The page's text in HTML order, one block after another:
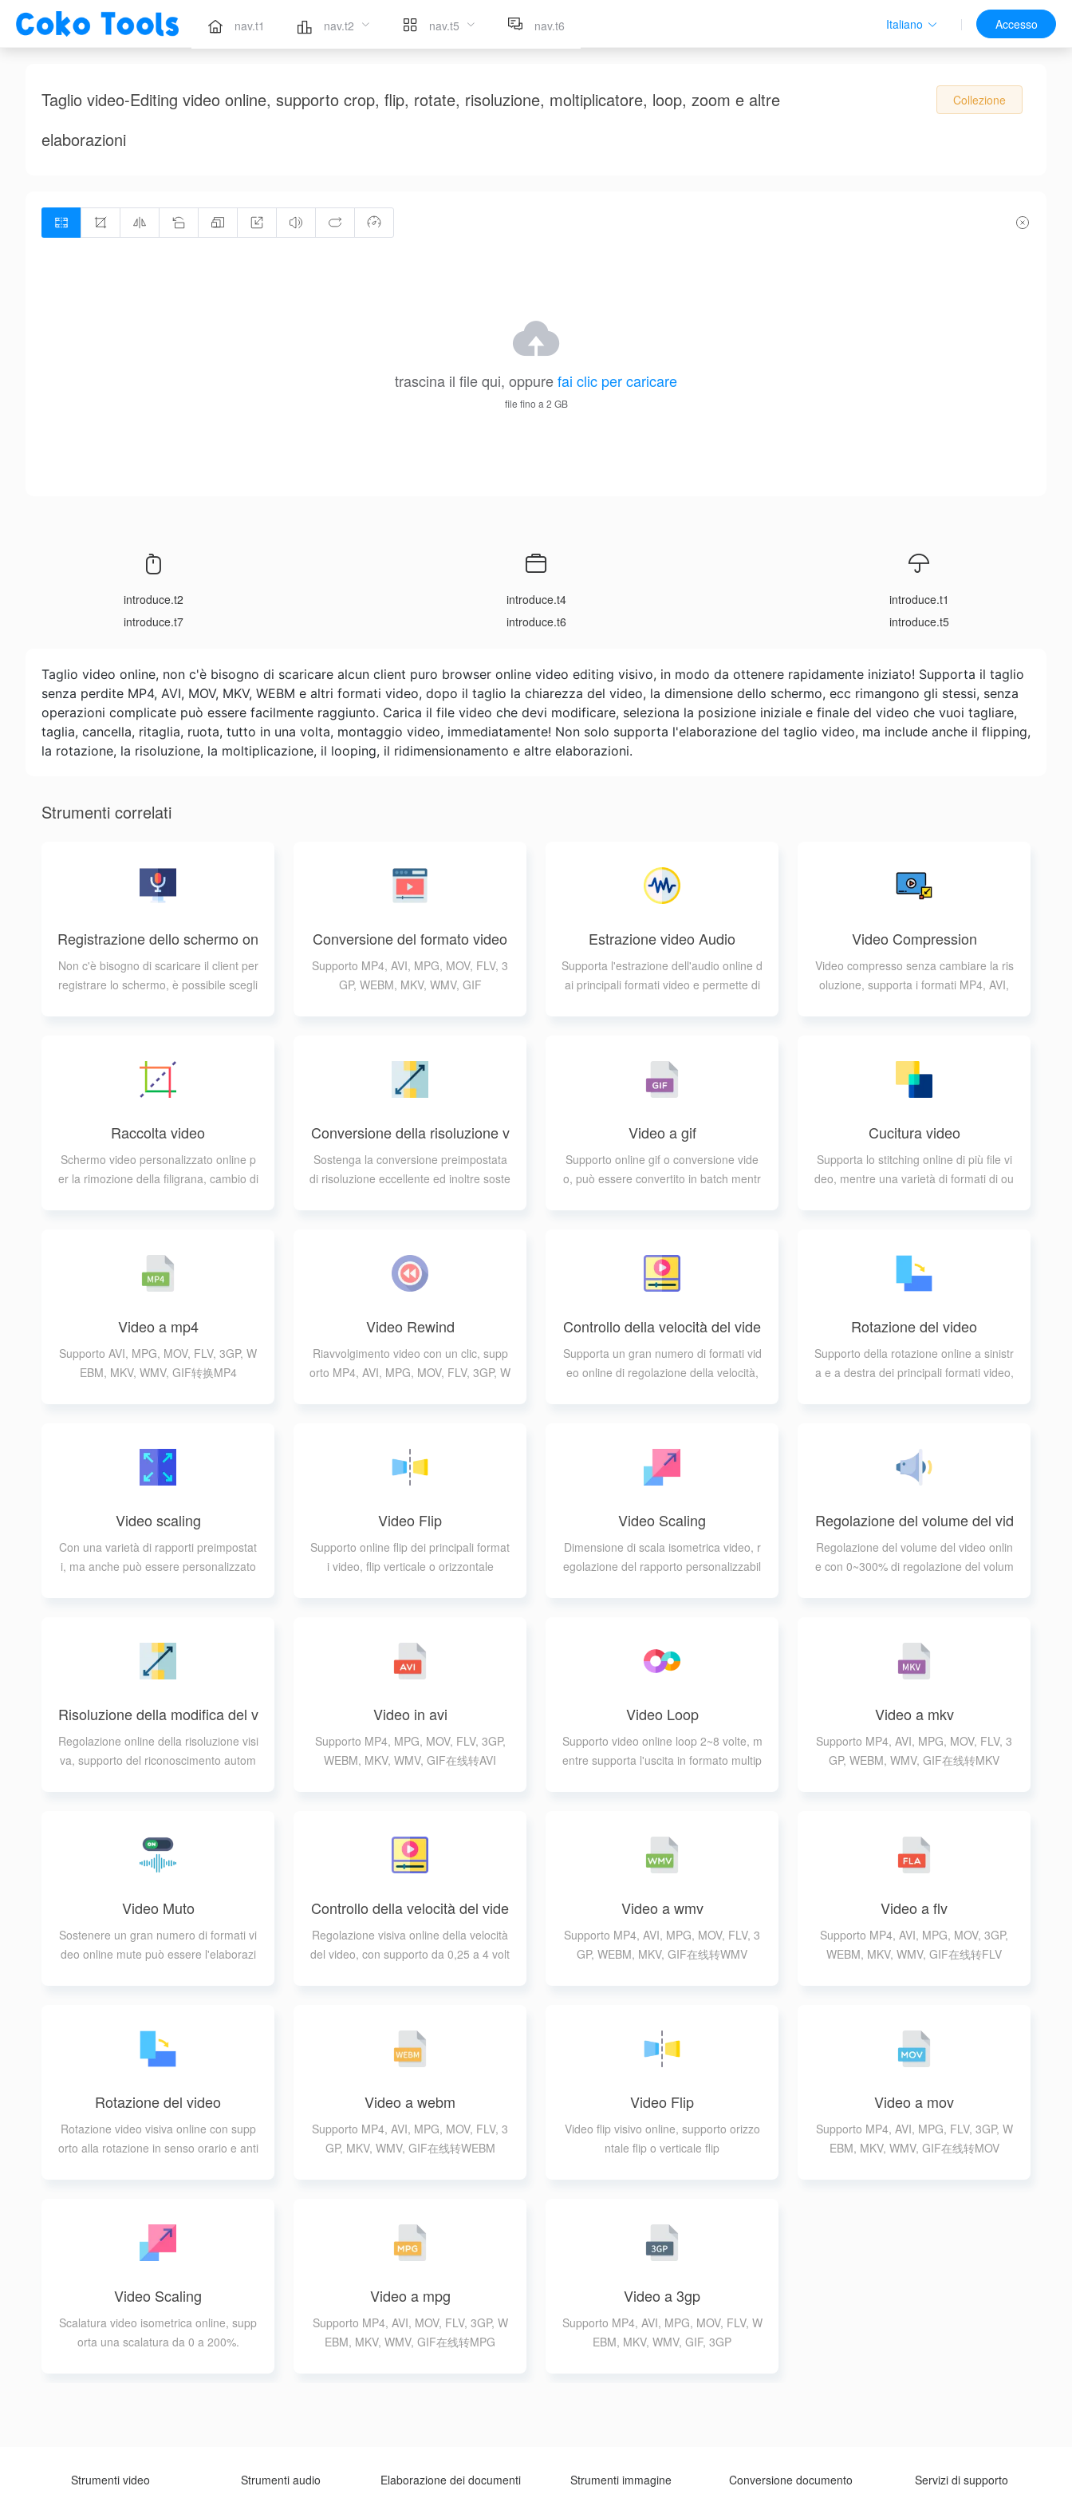
nav.t1 nav.t2 nav.t5 nav.t6 Italiano Accesso
Taglio video-Editing video online, supporto crop, flip, rotate, risoluzione, moltiplicatore, loop, zoom e altre
elaborazioni
Collezione
trascina il file qui, oppurefai clic per caricare
file fino a 2 GB
introduce.t2
introduce.t7
introduce.t4
introduce.t6
introduce.t1
introduce.t5
Taglio video online, non c'è bisogno di scaricare alcun client puro browser online video editing visivo, in modo da ottenere rapidamente iniziato! Supporta il taglio
senza perdite MP4, AVI, MOV, MKV, WEBM e altri formati video, dopo il taglio la chiarezza del video, la dimensione dello schermo, ecc rimangono gli stessi, senza
operazioni complicate può essere facilmente raggiunto. Carica il file video che devi modificare, seleziona la posizione iniziale e finale del video che vuoi tagliare,
taglia, cancella, ritaglia, ruota, tutto in una volta, montaggio video, immediatamente! Non solo supporta l'elaborazione del taglio video, ma include anche il flipping,
la rotazione, la risoluzione, la moltiplicazione, il looping, il ridimensionamento e altre elaborazioni.
Strumenti correlati
Registrazione dello schermo on
line
Non c'è bisogno di scaricare il client per
registrare lo schermo, è possibile scegli
Conversione del formato video
Supporto MP4, AVI, MPG, MOV, FLV, 3
GP, WEBM, MKV, WMV, GIF
Estrazione video Audio
Supporta l'estrazione dell'audio online d
ai principali formati video e permette di
Video Compression
Video compresso senza cambiare la ris
oluzione, supporta i formati MP4, AVI,
Raccolta video
Schermo video personalizzato online p
er la rimozione della filigrana, cambio di
Conversione della risoluzione v
ideo
Sostenga la conversione preimpostata
di risoluzione eccellente ed inoltre soste
Video a gif
Supporto online gif o conversione vide
o, può essere convertito in batch mentr
Cucitura video
Supporta lo stitching online di più file vi
deo, mentre una varietà di formati di ou
Video a mp4
Supporto AVI, MPG, MOV, FLV, 3GP, W
EBM, MKV, WMV, GIF转换MP4
Video Rewind
Riavvolgimento video con un clic, supp
orto MP4, AVI, MPG, MOV, FLV, 3GP, W
Controllo della velocità del vide
o
Supporta un gran numero di formati vid
eo online di regolazione della velocità,
Rotazione del video
Supporto della rotazione online a sinistr
a e a destra dei principali formati video,
Video scaling
Con una varietà di rapporti preimpostat
i, ma anche può essere personalizzato
Video Flip
Supporto online flip dei principali format
i video, flip verticale o orizzontale
Video Scaling
Dimensione di scala isometrica video, r
egolazione del rapporto personalizzabil
Regolazione del volume del vid
eo
Regolazione del volume del video onlin
e con 0~300% di regolazione del volum
Risoluzione della modifica del v
ideo
Regolazione online della risoluzione visi
va, supporto del riconoscimento autom
Video in avi
Supporto MP4, MPG, MOV, FLV, 3GP,
WEBM, MKV, WMV, GIF在线转AVI
Video Loop
Supporto video online loop 2~8 volte, m
entre supporta l'uscita in formato multip
Video a mkv
Supporto MP4, AVI, MPG, MOV, FLV, 3
GP, WEBM, WMV, GIF在线转MKV
Video Muto
Sostenere un gran numero di formati vi
deo online mute può essere l'elaborazi
Controllo della velocità del vide
o
Regolazione visiva online della velocità
del video, con supporto da 0,25 a 4 volt
Video a wmv
Supporto MP4, AVI, MPG, MOV, FLV, 3
GP, WEBM, MKV, GIF在线转WMV
Video a flv
Supporto MP4, AVI, MPG, MOV, 3GP,
WEBM, MKV, WMV, GIF在线转FLV
Rotazione del video
Rotazione video visiva online con supp
orto alla rotazione in senso orario e anti
Video a webm
Supporto MP4, AVI, MPG, MOV, FLV, 3
GP, MKV, WMV, GIF在线转WEBM
Video Flip
Video flip visivo online, supporto orizzo
ntale flip o verticale flip
Video a mov
Supporto MP4, AVI, MPG, FLV, 3GP, W
EBM, MKV, WMV, GIF在线转MOV
Video Scaling
Scalatura video isometrica online, supp
orta una scalatura da 0 a 200%.
Video a mpg
Supporto MP4, AVI, MOV, FLV, 3GP, W
EBM, MKV, WMV, GIF在线转MPG
Video a 3gp
Supporto MP4, AVI, MPG, MOV, FLV, W
EBM, MKV, WMV, GIF, 3GP
Strumenti video Strumenti audio Elaborazione dei documenti Strumenti immagine Conversione documento Servizi di supporto